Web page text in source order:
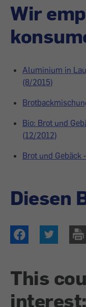
Wir
Aluminium in
(8/2015)
Bio: Brot und
(12/2012)
Brot und Gebäck
Diesen
This
interest: